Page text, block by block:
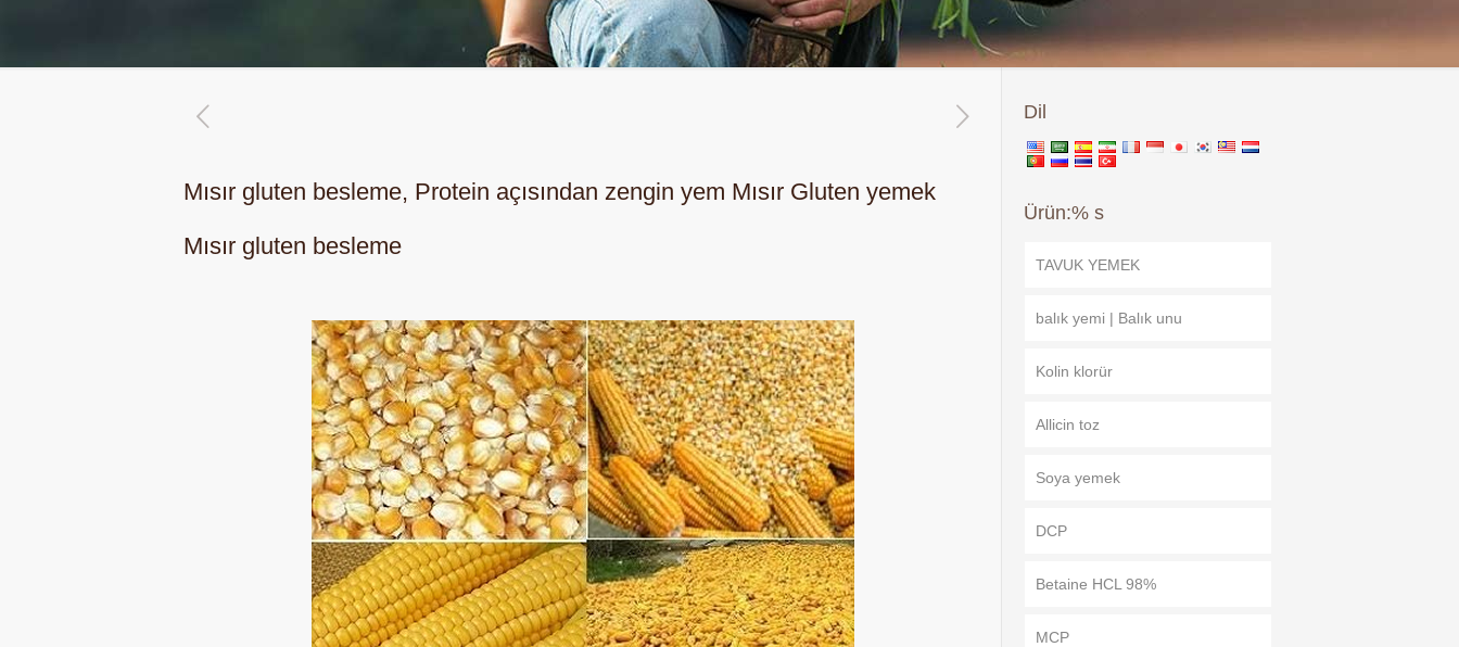
Mısır gluten besleme, Protein açısından zengin yem Mısır Gluten yemek
Mısır gluten besleme
Dil
Ürün:% s
TAVUK YEMEK
balık yemi | Balık unu
Kolin klorür
Allicin toz
Soya yemek
DCP
Betaine HCL 98%
MCP